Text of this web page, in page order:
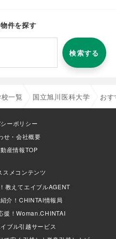
件を探す
検索する
一覧 国立旭川医科大学 お
ーポリシー
せ・会社概要
産情報TOP
スメコンテンツ
教えてエイブルAGENT
介！CHINTAI情報局
援！Woman.CHINTAI
ブル引越サービス